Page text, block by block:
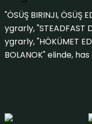
"ÖSÜŞ BIRINJI, ÖSÜŞ
ygrarly, "STEADFAST
ygrarly, "HÖKÜMET
BOLANOK" elinde,